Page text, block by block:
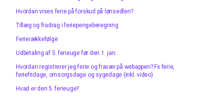
Hvordan vises ferie på forskud på lønsedlen?
Tillæg og fradrag i feriepengeberegning
Ferierækkefølge
Udbetaling af 5. ferieuge før den 1. jan.
Hvordan registrerer jeg ferie og fravær på webappen? Fx ferie,
feriefridage, omsorgsdage og sygedage (inkl. video)
Hvad er den 5. ferieuge?